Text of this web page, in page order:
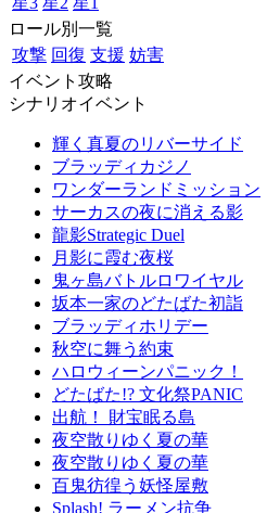
ロール別一覧
攻撃 回復 支援 妨害
イベント攻略
シナリオイベント
輝く真夏のリバーサイド
ブラッディカジノ
ワンダーランドミッション
サーカスの夜に消える影
龍影Strategic Duel
月影に霞む夜桜
鬼ヶ島バトルロワイヤル
坂本一家のどたばた初詣
ブラッディホリデー
秋空に舞う約束
ハロウィーンパニック！
どたばた!? 文化祭PANIC
出航！ 財宝眠る島
夜空散りゆく夏の華
夜空散りゆく夏の華
百鬼彷徨う妖怪屋敷
Splash! ラーメン抗争